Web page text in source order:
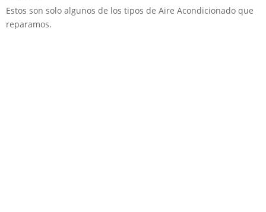
Estos son solo algunos de los tipos de Aire Acondicionado que
reparamos.